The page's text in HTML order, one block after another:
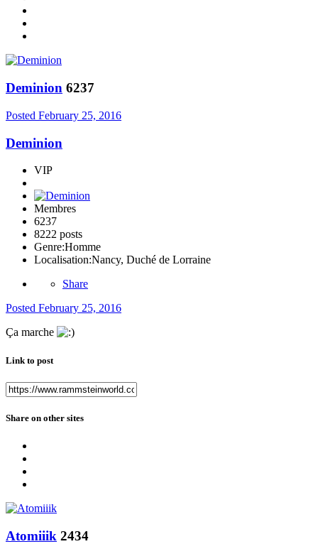
Deminion 6237
Posted February 25, 2016
Deminion
VIP
Membres
6237
8222 posts
Genre:Homme
Localisation:Nancy, Duché de Lorraine
Share
Posted February 25, 2016
Ça marche
Link to post
Share on other sites
Atomiiik 2434